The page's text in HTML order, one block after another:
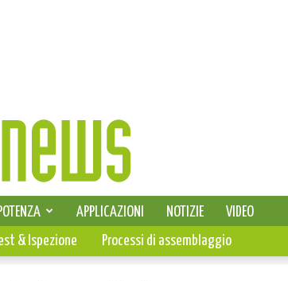
DI ELETTRONICA
APPLICAZIONI NOTIZIE
VIDEO
& Ispezione Processi di assemblaggio